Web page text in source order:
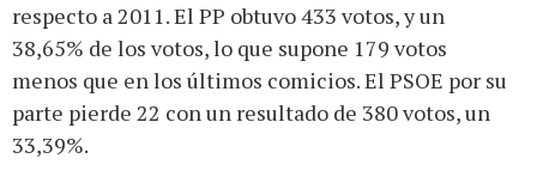
respecto a 2011. El PP obtuvo 433 votos, y un
38,65% de los votos, lo que supone 179 votos
menos que en los últimos comicios. El PSOE por su
parte pierde 22 con un resultado de 380 votos, un
33,39%.